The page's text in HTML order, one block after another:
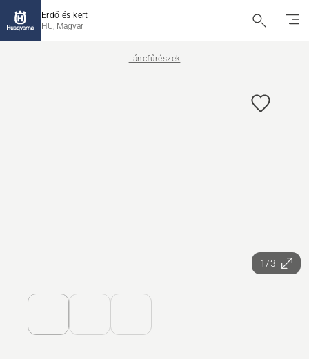
Erdő és kert
HU, Magyar
Láncfűrészek
1/3